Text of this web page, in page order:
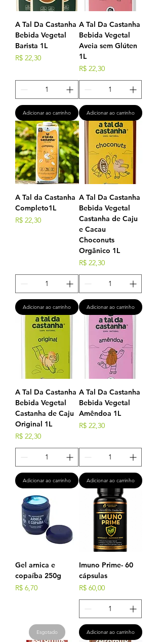
A Tal Da Castanha
Bebida Vegetal
Barista 1L
Preço
R$ 22,30
Adicionar ao carrinho
A Tal Da Castanha
Bebida Vegetal
Aveia sem Glúten
1L
Preço
R$ 22,30
Adicionar ao carrinho
A Tal da Castanha
Completo1L
Preço
R$ 22,30
Adicionar ao carrinho
A Tal Da Castanha
Bebida Vegetal
Castanha de Caju
e Cacau
Choconuts
Orgânico 1L
Preço
R$ 22,30
Adicionar ao carrinho
A Tal Da Castanha
Bebida Vegetal
Castanha de Caju
Original 1L
Preço
R$ 22,30
Adicionar ao carrinho
A Tal Da Castanha
Bebida Vegetal
Amêndoa 1L
Preço
R$ 22,30
Adicionar ao carrinho
Gel arnica e
copaíba 250g
Preço
R$ 6,70
Esgotado
Imuno Prime- 60
cápsulas
Preço
R$ 60,00
Adicionar ao carrinho